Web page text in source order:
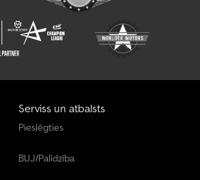
Transportlīdzeklis
Lauksaimniecībai
Serviss un atbalsts
Pieslēgties
BUJ/Palīdzība